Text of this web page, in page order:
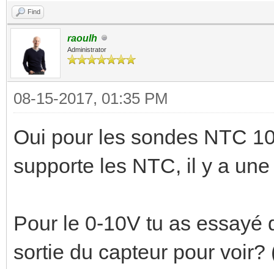
Find
raoulh
Administrator
08-15-2017, 01:35 PM
Oui pour les sondes NTC
supporte les NTC, il y a
Pour le 0-10V tu as essayé
sortie du capteur pour